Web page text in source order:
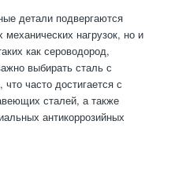
детали подвергаются
нагрузок, но и
как сероводород,
выбирать сталь с
часто достигается с
сталей, а также
антикоррозийных